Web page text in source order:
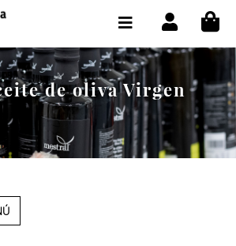
de oliva Virgen
TIENDA COMPRA ONLINE
LA COOPERATIVA
OLEOTOUR
PRODUCTOS
NUESTRO ACEITE